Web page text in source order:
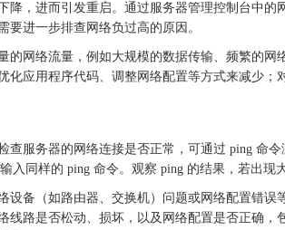
降，进而引发重启。通过服务器管理控制台中
进一步排查网络负过高的原因。
的网络流量，例如大规模的数据传输、频繁的
应用程序代码、调整网络配置等方式来减少；
查服务器的网络连接是否正常，可通过 ping 命令
入同样的 ping 命令。观察 ping 的结果，若出现
设备（如路由器、交换机）问题或网络配置错
线路是否松动、损坏，以及网络配置是否正确，